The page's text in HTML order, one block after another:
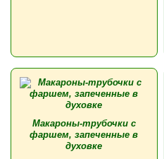
Макароны-трубочки с
фаршем, запеченные в
духовке